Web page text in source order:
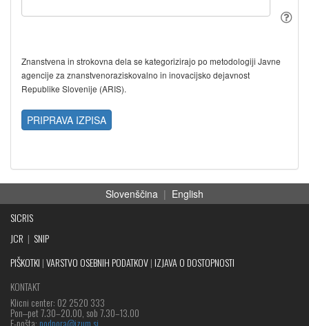
Znanstvena in strokovna dela se kategorizirajo po metodologiji Javne
agencije za znanstvenoraziskovalno in inovacijsko dejavnost
Republike Slovenije (ARIS).
PRIPRAVA IZPISA
Slovenščina | English
SICRIS
JCR | SNIP
PIŠKOTKI |VARSTVO OSEBNIH PODATKOV| IZJAVA O DOSTOPNOSTI
KONTAKT
Klicni center: 02 2520 333
Pon‒pet 7.30–20.00, sob 7.30–13.00
E-pošta: podpora@izum.si